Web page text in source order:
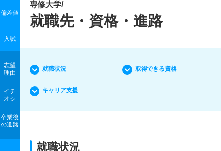
偏差値
入試
志望
理由
イチ
オシ
卒業後
の進路
専修大学/
就職先・資格・進路
就職状況 取得できる資格
キャリア支援
就職状況